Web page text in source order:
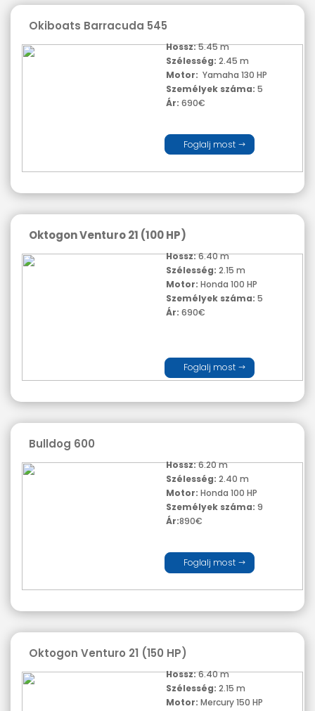
Okiboats Barracuda 545
Hossz:5.45 m
Szélesség: 2.45 m
Motor: Yamaha 130 HP
Személyek száma: 5
Ár: 690€
Foglalj most
Oktogon Venturo 21 (100 HP)
Hossz:6.40 m
Szélesség: 2.15 m
Motor: Honda 100 HP
Személyek száma: 5
Ár: 690€
Foglalj most
Bulldog 600
Hossz:6.20 m
Szélesség: 2.40 m
Motor: Honda 100 HP
Személyek száma: 9
Ár:890€
Foglalj most
Oktogon Venturo 21 (150 HP)
Hossz:6.40 m
Szélesség: 2.15 m
Motor: Mercury 150 HP